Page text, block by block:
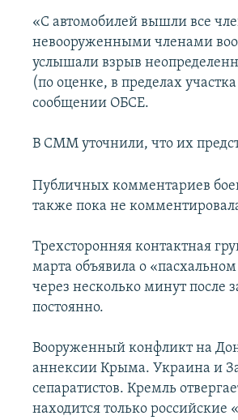
«С автомобилей вышли все
невооруженными членами
услышали взрыв
(по оценке, в пределах
сообщении ОБСЕ.
В СММ уточнили, что их
Публичных комментариев
также пока не
Трехсторонняя контактная
марта объявила о
через несколько минут после
постоянно.
Вооруженный конфликт на
аннексии Крыма. Украина и
сепаратистов. Кремль
находится только